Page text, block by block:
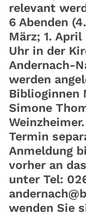
relevant
6 Abenden
März; 1.
Uhr in der
Andernach-
werden
Biblioginnen
Simone
Termin
Anmeldung
vorher an
unter Tel:
wenden Sie